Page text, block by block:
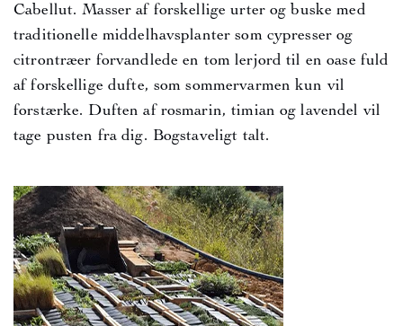
Cabellut. Masser af forskellige urter og buske med
traditionelle middelhavsplanter som cypresser og
citrontræer forvandlede en tom lerjord til en oase fuld
af forskellige dufte, som sommervarmen kun vil
forstærke. Duften af rosmarin, timian og lavendel vil
tage pusten fra dig. Bogstaveligt talt.